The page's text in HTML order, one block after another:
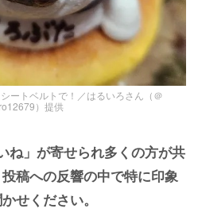
ートベルトで！／はるいろさん（＠
）提供
」が寄せられ多くの方が共
稿への反響の中で特に印象
せください。